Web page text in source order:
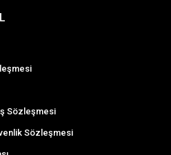
Sözleşmesi
Sözleşmesi